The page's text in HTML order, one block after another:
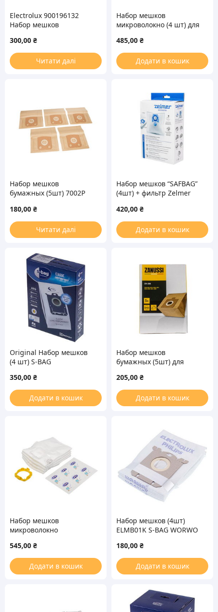
Electrolux 900196132
Набор мешков
+ фильтр мотора (микро)
для пылесоса
300,00 ₴
Читати далі
Набор мешков
микроволокно (4 шт) для
ZR200520
485,00 ₴
Додати в кошик
Набор мешков
бумажных (5шт) 7002P
Menalux
180,00 ₴
Читати далі
Набор мешков “SAFBAG”
(4шт) + фильтр Zelmer
(ZVCA100B)
420,00 ₴
Додати в кошик
Original Набор мешков
(4 шт) S-BAG
пылесоса
350,00 ₴
Додати в кошик
Набор мешков
бумажных (5шт) для
900166461
205,00 ₴
Додати в кошик
Набор мешков
микроволокно
пылесоса Rowenta
WB484740
545,00 ₴
Додати в кошик
Набор мешков (4шт)
ELMB01K S-BAG WORWO
Electrolux/Philips
180,00 ₴
Додати в кошик